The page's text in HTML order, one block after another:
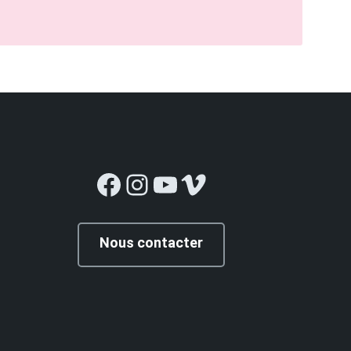
Facebook
Instagram
YouTube
Vimeo
Nous contacter